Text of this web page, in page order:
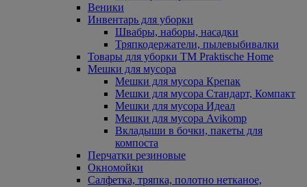
Веники
Инвентарь для уборки
Швабры, наборы, насадки
Тряпкодержатели, пылевыбивалки
Товары для уборки ТМ Praktische Home
Мешки для мусора
Мешки для мусора Крепак
Мешки для мусора Стандарт, Компакт
Мешки для мусора Идеал
Мешки для мусора Avikomp
Вкладыши в бочки, пакеты для
компоста
Перчатки резиновые
Окномойки
Салфетка, тряпка, полотно нетканое,